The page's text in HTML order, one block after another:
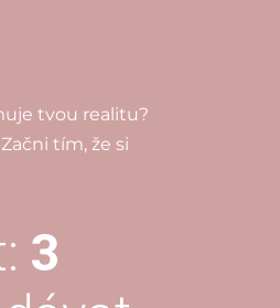
tvou realitu?
tím, že si
3